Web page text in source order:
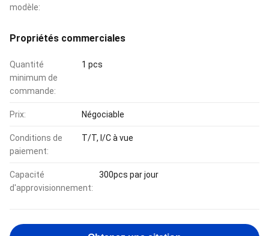
modèle:
Propriétés commerciales
Quantité
minimum de
commande:
1 pcs
Prix: Négociable
Conditions de
paiement:
T/T, l/C à vue
Capacité
d'approvisionnement:
300pcs par jour